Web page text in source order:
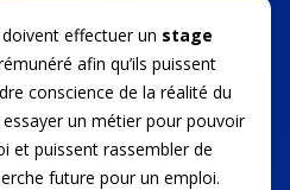
effectuer un stage
afin qu’ils puissent
conscience de la réalité du
un métier pour pouvoir
et puissent rassembler de
future pour un emploi.